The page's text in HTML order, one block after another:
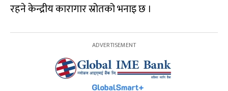
रहने केन्द्रीय कारागार स्रोतको भनाइ छ ।